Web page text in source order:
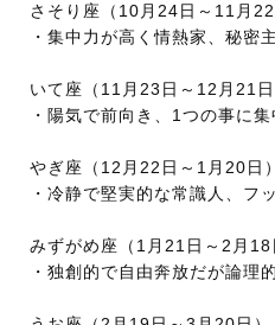
さそり座（10月24日～11月22
・集中力が高く情熱家、秘密
いて座（11月23日～12月21日
・陽気で前向き、1つの事に
やぎ座（12月22日～1月20日）
・冷静で堅実的な常識人、フ
みずがめ座（1月21日～2月18
・独創的で自由奔放だが論理的